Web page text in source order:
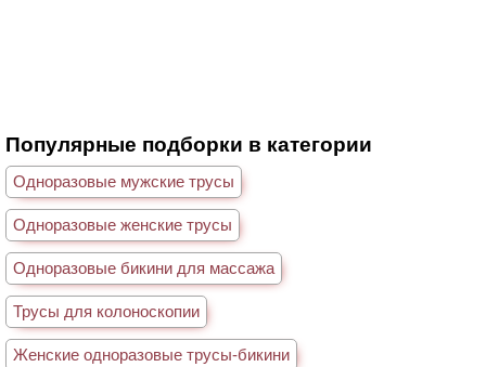
Популярные подборки в категории
Одноразовые мужские трусы
Одноразовые женские трусы
Одноразовые бикини для массажа
Трусы для колоноскопии
Женские одноразовые трусы-бикини